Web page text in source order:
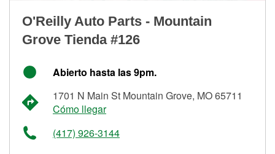
O'Reilly Auto Parts - Mountain
Grove Tienda #126
Abierto hasta las 9pm.
1701 N Main St Mountain Grove, MO 65711
Cómo llegar
(417) 926-3144